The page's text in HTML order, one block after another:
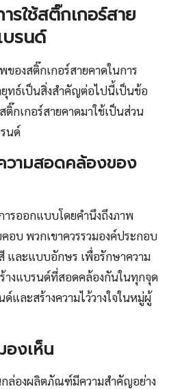
รใช้สติ๊กเกอร์สาย
รนด์
องสติ๊กเกอร์สายคาดในการ
ยุทธ์เป็นสิ่งสำคัญต่อไปนี้เป็นข้อ
กเกอร์สายคาดมาใช้เป็นส่วน
นด์
วามสอดคล้องของ
ารออกแบบโดยคำนึงถึงภาพ
บ พวกเขาควรรวมองค์ประกอบ
และแบบอักษร เพื่อรักษาความ
างแบรนด์ที่สอดคล้องกันในทุกจุด
และสร้างความไว้วางใจในหมู่ผู้
องเห็น
ล่องผลิตภัณฑ์มีความสำคัญอย่าง